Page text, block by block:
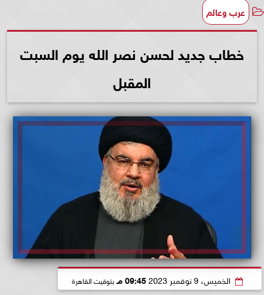
عرب وعالم
خطاب جديد لحسن نصر الله يوم السبت
المقبل
الخميس، 9 نوفمبر 2023 09:45 مـ بتوقيت القاهرة